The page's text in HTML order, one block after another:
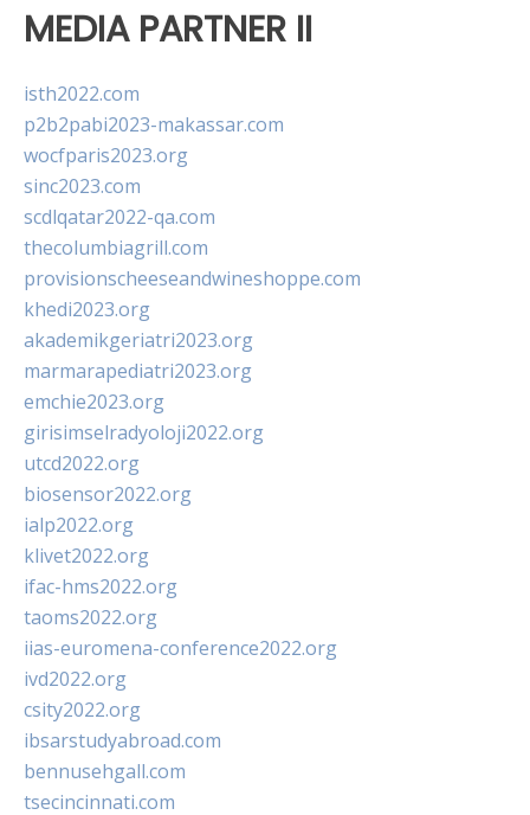
MEDIA PARTNER II
isth2022.com
p2b2pabi2023-makassar.com
wocfparis2023.org
sinc2023.com
scdlqatar2022-qa.com
thecolumbiagrill.com
provisionscheeseandwineshoppe.com
khedi2023.org
akademikgeriatri2023.org
marmarapediatri2023.org
emchie2023.org
girisimselradyoloji2022.org
utcd2022.org
biosensor2022.org
ialp2022.org
klivet2022.org
ifac-hms2022.org
taoms2022.org
iias-euromena-conference2022.org
ivd2022.org
csity2022.org
ibsarstudyabroad.com
bennusehgall.com
tsecincinnati.com